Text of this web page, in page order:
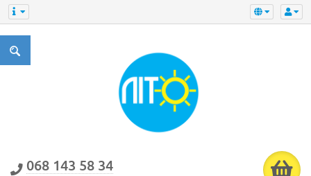
‎068 143 58 34